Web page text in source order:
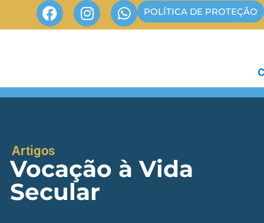
POLÍTICA DE PROTEÇÃO
Artigos
Vocação à Vida
Secular